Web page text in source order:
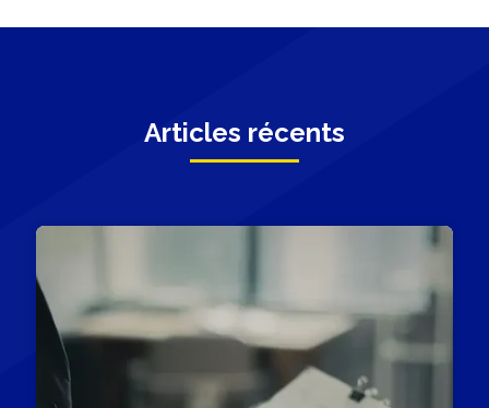
Articles récents